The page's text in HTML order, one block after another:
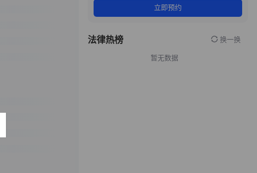
立即预约
法律热榜 换一换
暂无数据